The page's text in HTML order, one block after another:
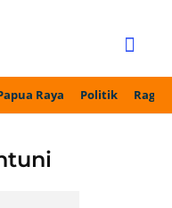
Raya Politik